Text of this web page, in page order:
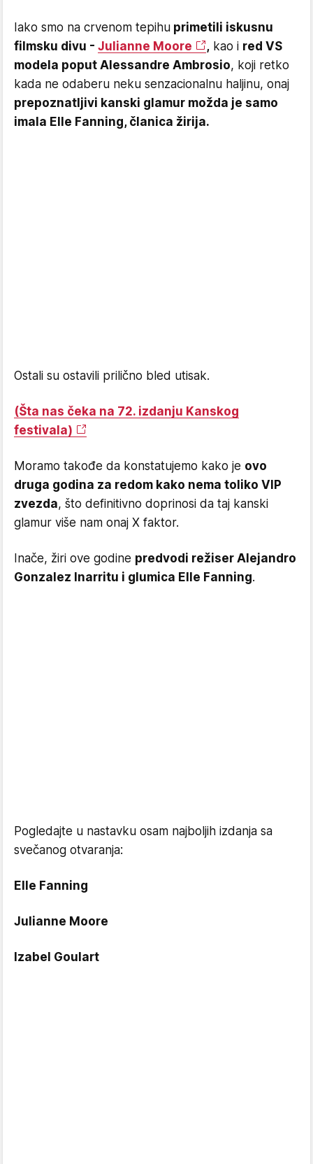
Iako smo na crvenom tepihu primetili iskusnu
filmsku divu - Julianne Moore , kao i red VS
modela poput Alessandre Ambrosio, koji retko
kada ne odaberu neku senzacionalnu haljinu, onaj
prepoznatljivi kanski glamur možda je samo
imala Elle Fanning, članica žirija.
Ostali su ostavili prilično bled utisak.
(Šta nas čeka na 72. izdanju Kanskog
festivala)
Moramo takođe da konstatujemo kako je ovo
druga godina za redom kako nema toliko VIP
zvezda, što definitivno doprinosi da taj kanski
glamur više nam onaj X faktor.
Inače, žiri ove godine predvodi režiser Alejandro
Gonzalez Inarritu i glumica Elle Fanning.
Pogledajte u nastavku osam najboljih izdanja sa
svečanog otvaranja:
Elle Fanning
Julianne Moore
Izabel Goulart